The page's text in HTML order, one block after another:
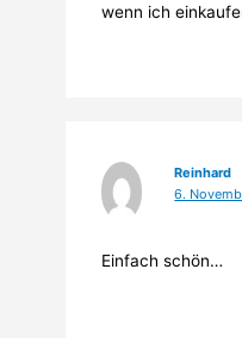
wenn ich
Reinhard
6.
Einfach schön…